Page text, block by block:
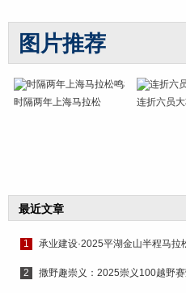
图片推荐
时隔两年上海马拉松 连折六员
最近文章
1 承业建设·2025平湖金山半程马拉
2 撒野趣崇义：2025崇义100越野